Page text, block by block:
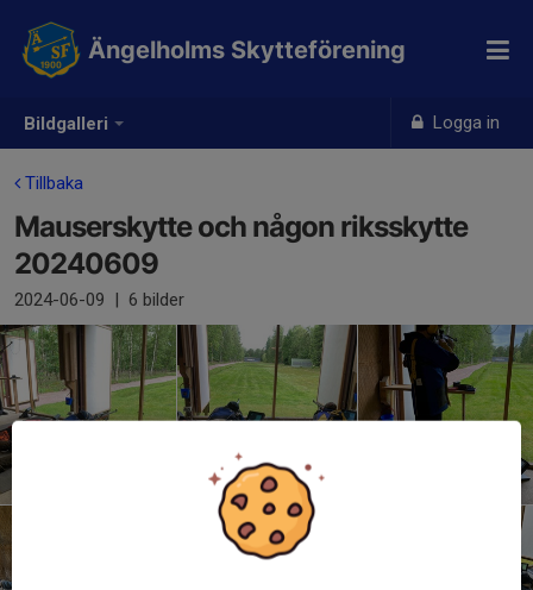
Bildgalleri Logga in
Ängelholms Skytteförening
Tillbaka
Mauserskytte och någon riksskytte
20240609
2024-06-09 | 6 bilder